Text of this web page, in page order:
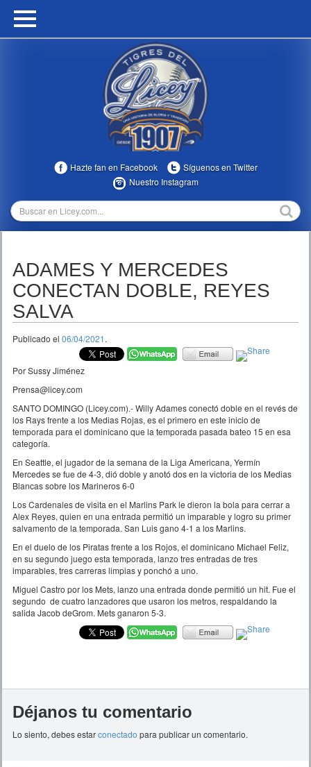
HOME
MULTIMEDIA
TEMPORADAS
Hazte fan en Facebook
Síguenos en Twitter
Nuestro Instagram
ADAMES Y MERCEDES
CONECTAN DOBLE, REYES
SALVA
Publicado el 06/04/2021.
Por Sussy Jiménez
Prensa@licey.com
SANTO DOMINGO (Licey.com).- Willy Adames conectó doble en el revés de
los Rays frente a los Medias Rojas, es el primero en este inicio de
temporada para el dominicano que la temporada pasada bateo 15 en esa
categoría.
En Seattle, el jugador de la semana de la Liga Americana, Yermín
Mercedes se fue de 4-3, dió doble y anotó dos en la victoria de los Medias
Blancas sobre los Marineros 6-0
Los Cardenales de visita en el Marlins Park le dieron la bola para cerrar a
Alex Reyes, quien en una entrada permitió un imparable y logro su primer
salvamento de la temporada. San Luis gano 4-1 a los Marlins.
En el duelo de los Piratas frente a los Rojos, el dominicano Michael Feliz,
en su segundo juego esta temporada, lanzo tres entradas de tres
imparables, tres carreras limpias y ponchó a uno.
Miguel Castro por los Mets, lanzo una entrada donde permitió un hit. Fue el
segundo de cuatro lanzadores que usaron los metros, respaldando la
salida Jacob deGrom. Mets ganaron 5-3.
Déjanos tu comentario
Lo siento, debes estarconectado para publicar un comentario.